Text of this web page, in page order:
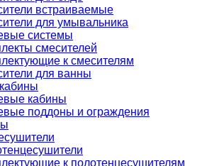
встраиваемые
для умывальника
системы
смесителей
к смесителям
для ванны
кабины
поддоны и ограждения
к полотенцесушителям